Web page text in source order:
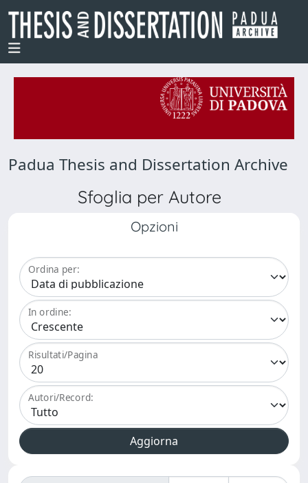
Padua Thesis and Dissertation Archive
Sfoglia per Autore
Opzioni
Ordina per:
In ordine:
Risultati/Pagina
Autori/Record: